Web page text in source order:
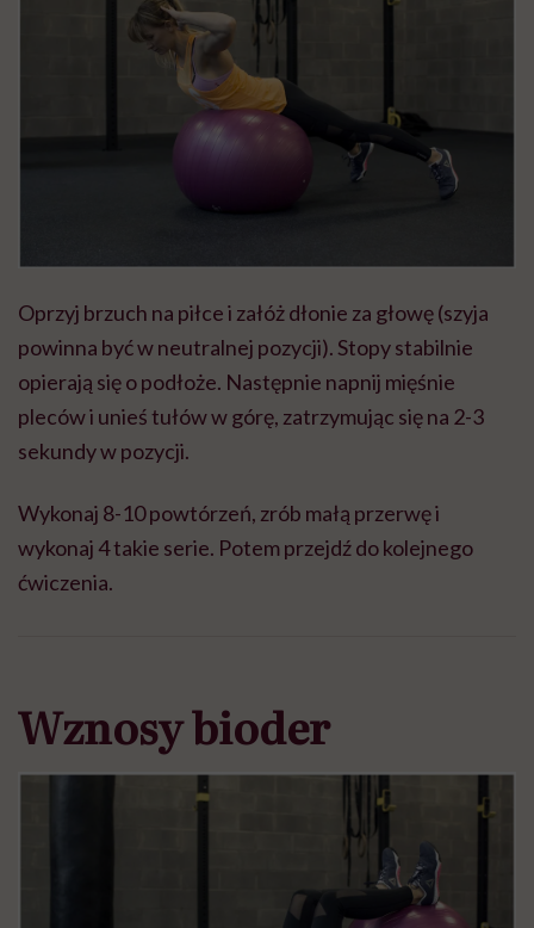
Oprzyj brzuch na piłce i załóż dłonie za głowę (szyja
powinna być w neutralnej pozycji). Stopy stabilnie
opierają się o podłoże. Następnie napnij mięśnie
pleców i unieś tułów w górę, zatrzymując się na 2-3
sekundy w pozycji.
Wykonaj 8-10 powtórzeń, zrób małą przerwę i
wykonaj 4 takie serie. Potem przejdź do kolejnego
ćwiczenia.
Wznosy bioder